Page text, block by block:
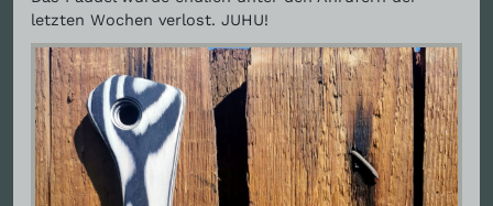
letzten Wochen verlost. JUHU!